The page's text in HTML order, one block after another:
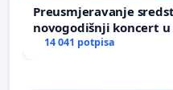
Preusmjeravanje
novogodišnji koncert u
poplavljenim
14 041 potpisa